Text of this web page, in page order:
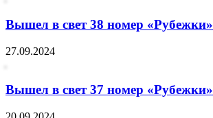
Вышел в свет 38 номер «Рубежки»
27.09.2024
Вышел в свет 37 номер «Рубежки»